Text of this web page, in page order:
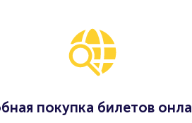
покупка билетов